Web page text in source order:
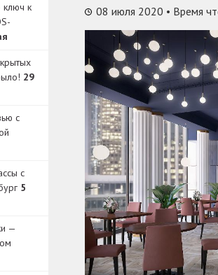
ключ к
29
с
с
5
—
08 июля 2020 • Время